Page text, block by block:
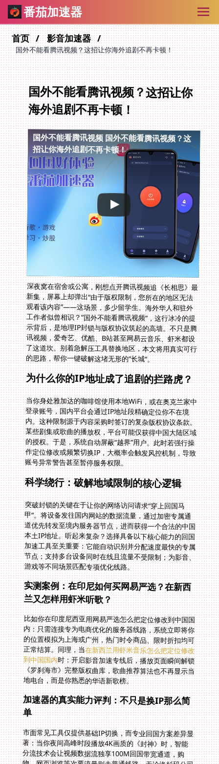
番茄加速器
首页 影音加速器
国外不能看腾讯视频？这招让你海外追剧不再卡顿！
国外不能看腾讯视频？这招让你
海外追剧不再卡顿！
国外不能看腾讯视频 国外不能看腾讯视频？这
招让你海外追剧不再卡顿！
深夜窝在宿舍或公寓，刚想点开腾讯视频追《长相思》最
新集，屏幕上却弹出“由于版权限制，您所在的地区无法
观看该内容”——这场景，多少留学生、海外华人和驻外
工作者似曾相识？“国外不能看腾讯视频”，这行冰冷的提
示背后，是地理IP封锁与版权协议筑起的高墙。不只是腾
讯视频，爱奇艺、优酷、B站甚至网易云音乐、虾米都设
了这道坎。别着急解压工具替换地区，本文将用真实可行
的思路，帮你一键破解这堵无形的“长城”。
为什么你的IP地址成了追剧的拦路虎？
当你身处雅加达的咖啡馆使用本地WiFi，或在奥克兰家中
登录账号，国内平台会通过IP地址段精确定位你不在境
内。这种限制源于内容采购时签订的复杂版权协议条款。
某些剧集或歌曲的播放权，平台可能仅获得中国大陆区域
的授权。于是，系统自动屏蔽“越界”用户。此时若强行操
作定位修改或频繁切换IP，大概率会触发风控机制，导致
账号异常警告甚至暂停服务权限。
科学绕行：破解地域限制的核心逻辑
突破封锁的关键在于让你的网络访问请求“穿上回国马
甲”。将设备发往国内网站的数据流量，通过加密专属通
道优先转发至境内服务器节点，进而获得一个合法的中国
本土IP地址。听起来复杂？选择具备以下核心能力的回国
加速工具至关重要：它能自动识别并分配速度最快的专属
节点；支持多台设备同时在线且流量不受限制；为影音、
游戏等不同场景匹配专项优化线路。
实测案例：在印尼如何买网易严选？在新西
兰又怎样用虾米听歌？
比如你在印度尼西亚用网易严选怎么把定位修改到中国国
内：只需连接专为电商优化的服务器线路，系统立即将你
的位置模拟为上海或广州，热门时令商品、限时折扣均可
正常结算。同理，当在新西兰用虾米音乐怎么把定位修改
到中国国内时：开启影音加速专线后，播放页面瞬间解锁
《罗刹海市》完整版权曲库，歌曲推荐算法也不再显示当
地电台，而是你熟悉的华语新歌榜。
加速器的真实能力评判：不只是换IP那么简
单
市面常见工具仅提供基础IP切换，而专业回国方案差异显
著：当你夜间高峰时段播放4K画质的《封神》时，智能
分流技术会让视频数据流独享100M回国带宽通道，购
物、网页浏览等次要流量则走普通线路。无论洛杉矶公司
宿舍还是伦敦学生公寓，一人同时在手机平板上播放腾讯
综艺、用笔记本挂机《逆水寒》国服账号、iPad刷小红书